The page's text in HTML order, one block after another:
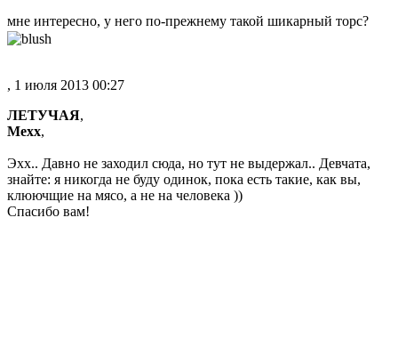
мне интересно, у него по-прежнему такой шикарный торс?
, 1 июля 2013 00:27
ЛЕТУЧАЯ,
Mexx,
Эхх.. Давно не заходил сюда, но тут не выдержал.. Девчата,
знайте: я никогда не буду одинок, пока есть такие, как вы,
клюючщие на мясо, а не на человека ))
Спасибо вам!